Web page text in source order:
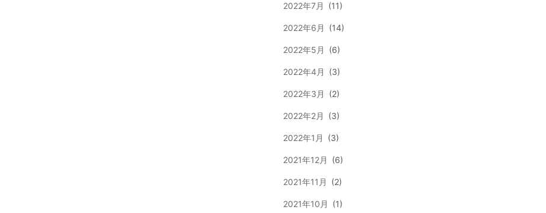
2022年7月 (11)
2022年6月 (14)
2022年5月 (6)
2022年4月 (3)
2022年3月 (2)
2022年2月 (3)
2022年1月 (3)
2021年12月 (6)
2021年11月 (2)
2021年10月 (1)